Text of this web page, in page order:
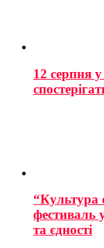
12 серпня
“Культура
фестиваль
та єдності